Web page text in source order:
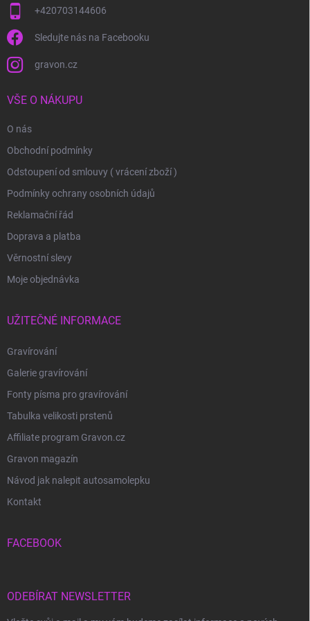
+420703144606
Sledujte nás na Facebooku
gravon.cz
VŠE O NÁKUPU
O nás
Obchodní podmínky
Odstoupení od smlouvy ( vrácení zboží )
Podmínky ochrany osobních údajů
Reklamační řád
Doprava a platba
Věrnostní slevy
Moje objednávka
UŽITEČNÉ INFORMACE
Gravírování
Galerie gravírování
Fonty písma pro gravírování
Tabulka velikosti prstenů
Affiliate program Gravon.cz
Gravon magazín
Návod jak nalepit autosamolepku
Kontakt
FACEBOOK
ODEBÍRAT NEWSLETTER